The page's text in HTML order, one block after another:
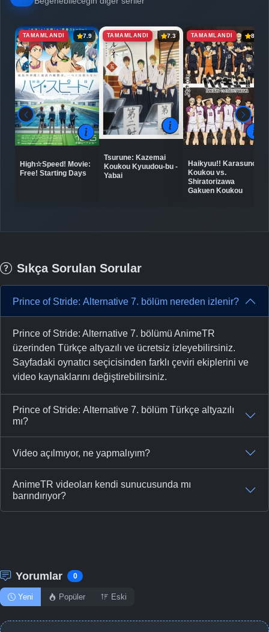
TAMAMLANDI 7.9
High☆Speed! Movie:
Free! Starting Days
TAMAMLANDI 7.3
Tsurune: Kazemai
Koukou Kyuudou-bu -
Yabai
TAMAMLANDI 8.8
Haikyuu!! Karasuno
Koukou vs.
Shiratorizawa
Gakuen Koukou
Sıkça Sorulan Sorular
Prince of Stride: Alternative 7. bölüm nereden izlenir?
Prince of Stride: Alternative 7. bölümü AnimeTR
üzerinden Türkçe altyazılı ve ücretsiz izleyebilirsiniz.
Sayfadaki oynatıcı seçicisinden farklı çeviri ekiplerini ve
video kaynaklarını değiştirebilirsiniz.
Prince of Stride: Alternative 7. bölüm Türkçe altyazılı
mı?
Video açılmıyor, ne yapmalıyım?
AnimeTR videoları kendi sunucusunda mı
barındırıyor?
Yorumlar 0
Yeni Popüler Eski